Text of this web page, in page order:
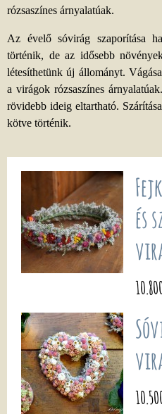
rózsaszínes árnyalatúak.
Az évelő sóvirág szaporítása
történik, de az idősebb
létesíthetünk új állományt.
a virágok rózsaszínes
rövidebb ideig eltartható.
kötve történik.
és